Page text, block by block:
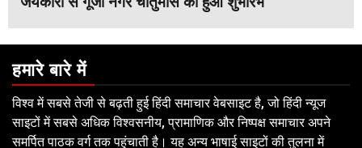
हमारे बारे में
विश्व में सबसे तेजी से बढ़ती हुई हिंदी समाचार वेबसाइट है, जो हिंदी न्यूज
साइटों में सबसे अधिक विश्वसनीय, प्रामाणिक और निष्पक्ष समाचार अपने
समर्पित पाठक वर्ग तक पहुंचाती है। यह अन्य भाषाई साइटों की तुलना में